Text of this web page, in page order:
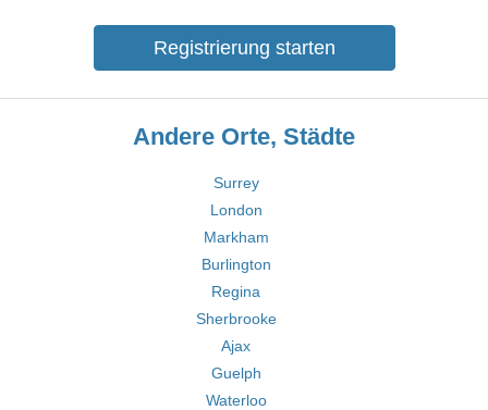
Registrierung starten
Andere Orte, Städte
Surrey
London
Markham
Burlington
Regina
Sherbrooke
Ajax
Guelph
Waterloo